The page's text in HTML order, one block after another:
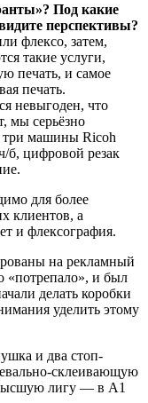
Под какие
перспективы?
флексо, затем,
такие услуги,
печать, и самое
печать.
невыгоден, что
мы серьёзно
три машины Ricoh
б, цифровой резак
для более
клиентов, а
и флексография.
на рекламный
«потрепало», и был
делать коробки
уделить этому
и два стоп-
склеивающую
лигу — в А1